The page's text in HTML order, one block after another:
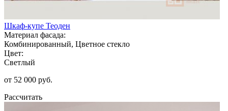
Шкаф-купе Теоден
Материал фасада:
Комбинированный, Цветное стекло
Цвет:
Светлый
от 52 000 руб.
Рассчитать